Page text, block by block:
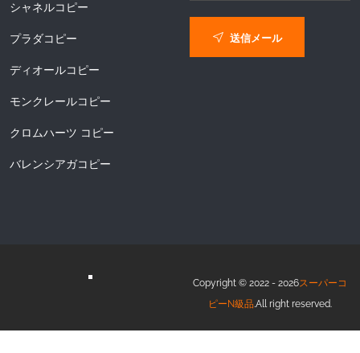
シャネルコピー
プラダコピー
ディオールコピー
モンクレールコピー
クロムハーツ コピー
バレンシアガコピー
送信メール
Copyright © 2022 - 2026スーパーコ
ピーN級品.All right reserved.